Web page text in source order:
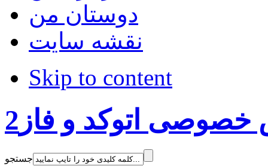
دوستان من
نقشه سایت
Skip to content
اتوکد و فاز2
جستجو